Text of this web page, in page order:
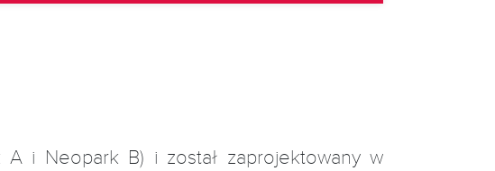
i Neopark B) i został zaprojektowany w